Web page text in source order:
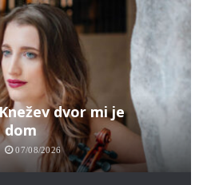
dvor mi je
dom
07/08/2026